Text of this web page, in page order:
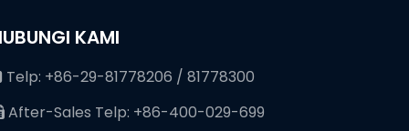
KAMI
Telp: +86-29-81778206 / 81778300
After-Sales Telp: +86-400-029-699